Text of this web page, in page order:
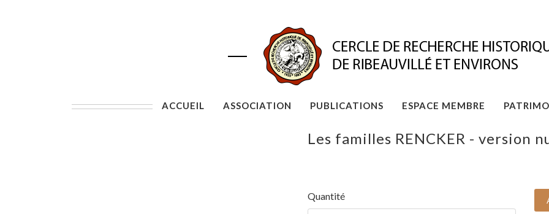
ACCUEIL ASSOCIATION PUBLICATIONS ESPACE MEMBRE
Les familles RENCKER - version
Quantité